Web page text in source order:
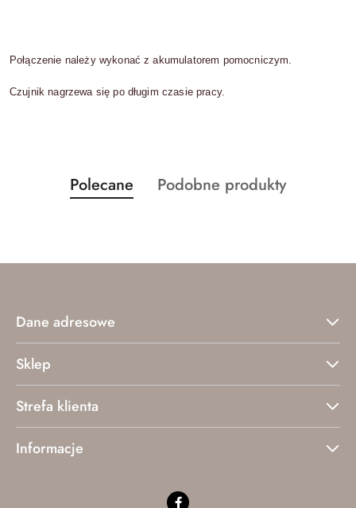
Połączenie należy wykonać z akumulatorem pomocniczym.
Czujnik nagrzewa się po długim czasie pracy.
Pomiń karuzelę produktów
Produkty
o
Polecane
Produkty
Podobne produkty
Dane adresowe
Sklep
Strefa klienta
Informacje